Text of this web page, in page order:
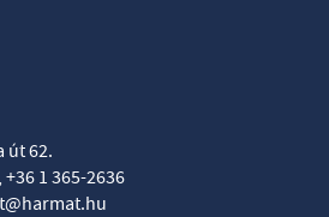
út 62.
1 365-2636